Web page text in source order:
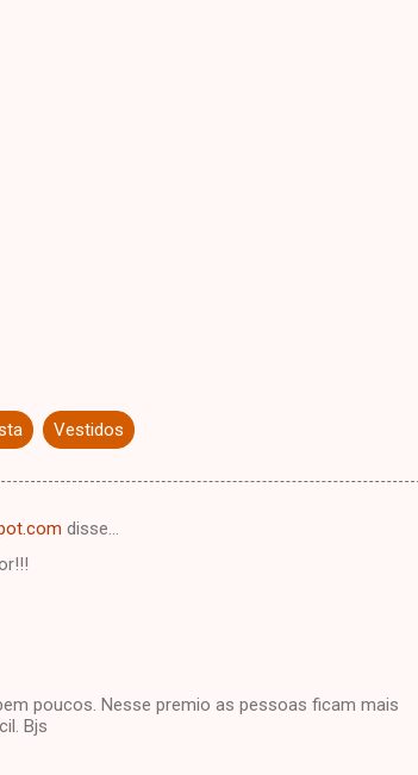
Vestidos
disse…
poucos. Nesse premio as pessoas ficam mais
Bjs